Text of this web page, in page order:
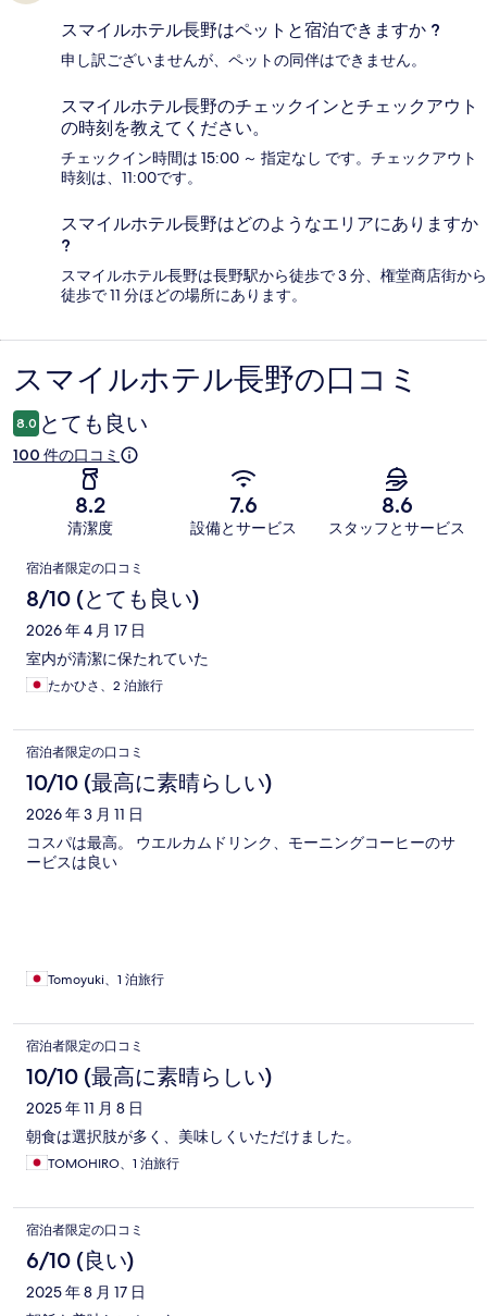
スマイルホテル長野はペットと宿泊できますか ?
申し訳ございませんが、ペットの同伴はできません。
スマイルホテル長野のチェックインとチェックアウト
の時刻を教えてください。
チェックイン時間は 15:00 ～ 指定なし です。チェックアウト
時刻は、11:00です。
スマイルホテル長野はどのようなエリアにありますか
?
スマイルホテル長野は長野駅から徒歩で 3 分、権堂商店街から
徒歩で 11 分ほどの場所にあります。
口
コ
ミ
スマイルホテル長野の口コミ
8.0 とても良い
100 件の口コミ
8.2
清潔度
7.6
設備とサービス
8.6
スタッフとサービス
口
コ
ミ
宿泊者限定の口コミ
8/10 (とても良い)
2026 年 4 月 17 日
室内が清潔に保たれていた
たかひさ、2 泊旅行
宿泊者限定の口コミ
10/10 (最高に素晴らしい)
2026 年 3 月 11 日
コスパは最高。 ウエルカムドリンク、モーニングコーヒーのサ
ービスは良い
Tomoyuki、1 泊旅行
宿泊者限定の口コミ
10/10 (最高に素晴らしい)
2025 年 11 月 8 日
朝食は選択肢が多く、美味しくいただけました。
TOMOHIRO、1 泊旅行
宿泊者限定の口コミ
6/10 (良い)
2025 年 8 月 17 日